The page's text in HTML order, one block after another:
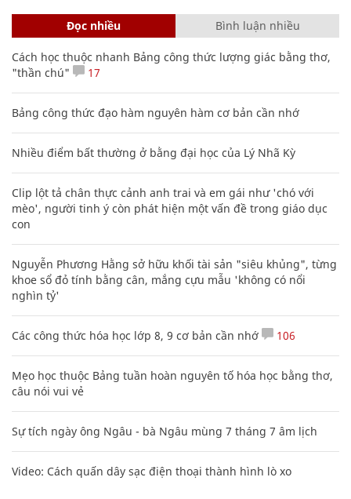
Đọc nhiều Bình luận nhiều
Cách học thuộc nhanh Bảng công thức lượng giác bằng thơ,
"thần chú"
17
Bảng công thức đạo hàm nguyên hàm cơ bản cần nhớ
Nhiều điểm bất thường ở bằng đại học của Lý Nhã Kỳ
Clip lột tả chân thực cảnh anh trai và em gái như 'chó với
mèo', người tinh ý còn phát hiện một vấn đề trong giáo dục
con
Nguyễn Phương Hằng sở hữu khối tài sản "siêu khủng", từng
khoe sổ đỏ tính bằng cân, mắng cựu mẫu 'không có nổi
nghìn tỷ'
Các công thức hóa học lớp 8, 9 cơ bản cần nhớ 106
Mẹo học thuộc Bảng tuần hoàn nguyên tố hóa học bằng thơ,
câu nói vui vẻ
Sự tích ngày ông Ngâu - bà Ngâu mùng 7 tháng 7 âm lịch
Video: Cách quấn dây sạc điện thoại thành hình lò xo